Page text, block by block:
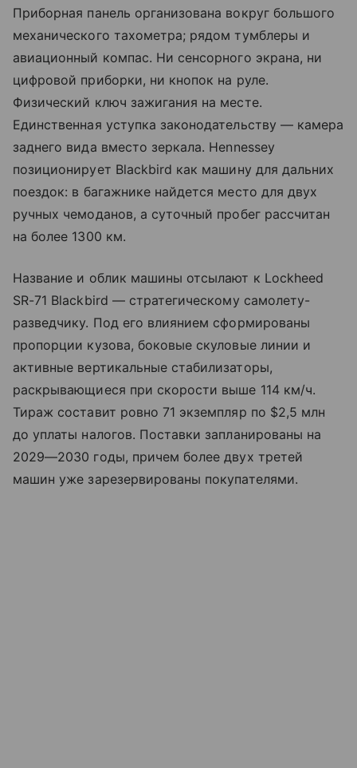
Приборная панель организована вокруг большого
механического тахометра; рядом тумблеры и
авиационный компас. Ни сенсорного экрана, ни
цифровой приборки, ни кнопок на руле.
Физический ключ зажигания на месте.
Единственная уступка законодательству — камера
заднего вида вместо зеркала. Hennessey
позиционирует Blackbird как машину для дальних
поездок: в багажнике найдется место для двух
ручных чемоданов, а суточный пробег рассчитан
на более 1300 км.
Название и облик машины отсылают к Lockheed
SR-71 Blackbird — стратегическому самолету-
разведчику. Под его влиянием сформированы
пропорции кузова, боковые скуловые линии и
активные вертикальные стабилизаторы,
раскрывающиеся при скорости выше 114 км/ч.
Тираж составит ровно 71 экземпляр по $2,5 млн
до уплаты налогов. Поставки запланированы на
2029—2030 годы, причем более двух третей
машин уже зарезервированы покупателями.